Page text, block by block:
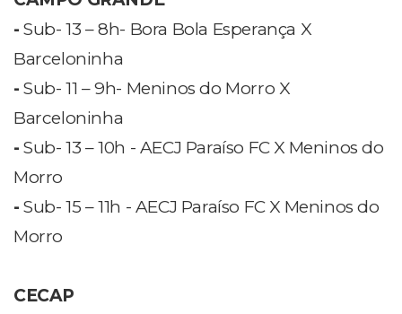
- Sub- 13 – 8h- Bora Bola Esperança X
Barceloninha
- Sub- 11 – 9h- Meninos do Morro X
Barceloninha
- Sub- 13 – 10h - AECJ Paraíso FC X Meninos do
Morro
- Sub- 15 – 11h - AECJ Paraíso FC X Meninos do
Morro
CECAP